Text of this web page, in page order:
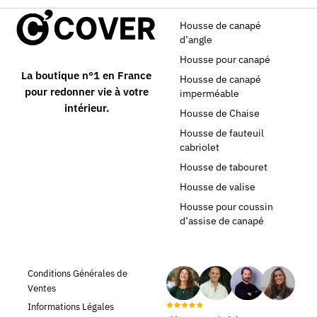
La boutique n°1 en France
pour redonner vie à votre
intérieur.
Housse de canapé
d’angle
Housse pour canapé
Housse de canapé
imperméable
Housse de Chaise
Housse de fauteuil
cabriolet
Housse de tabouret
Housse de valise
Housse pour coussin
d’assise de canapé
Conditions Générales de
Ventes
Informations Légales